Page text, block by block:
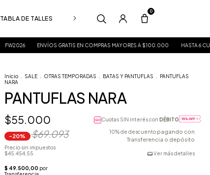
TABLA DE TALLES CUIDADO DE PRENDAS
0
ENVÍOS GRATIS EN COMPRAS MAYORES A $100.000 HASTA 6 CUOTAS S/
Inicio SALE OTRAS TEMPORADAS BATAS Y PANTUFLAS
PANTUFLAS
NARA
PANTUFLAS NARA
$55.000
-20% $69.093
Precio sin impuestos
$45.454,55
Cuotas SIN interés con DÉBITO
10% de descuento pagando con
Transferencia o depósito
Ver más detalles